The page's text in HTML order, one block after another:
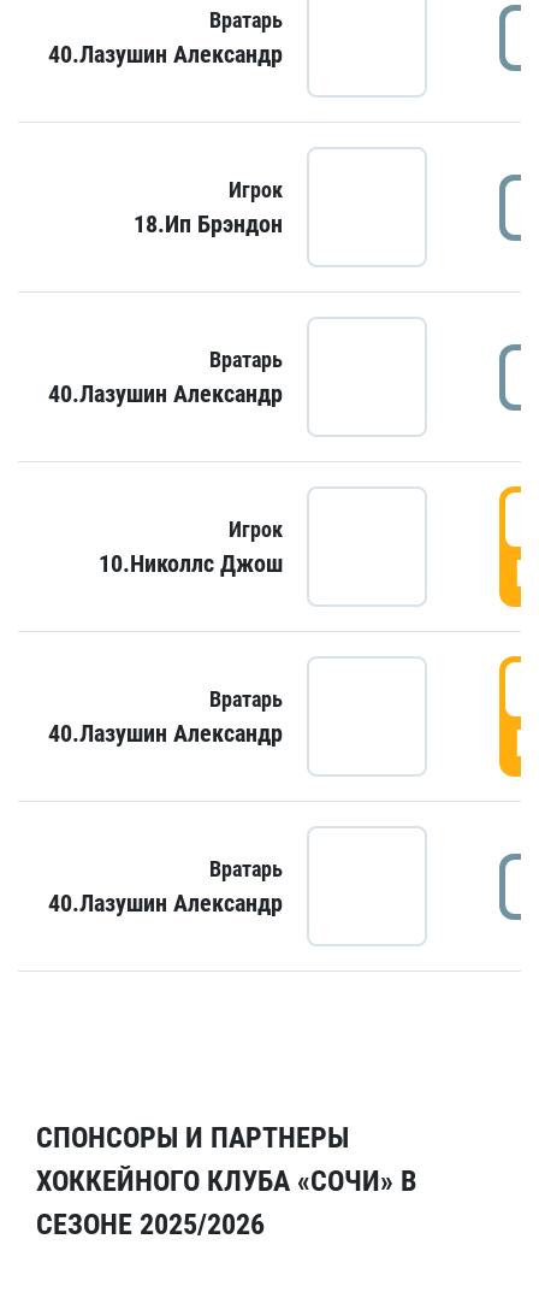
Вратарь
40.Лазушин Александр
Игрок
18.Ип Брэндон
Вратарь
40.Лазушин Александр
Игрок
10.Николлс Джош
Вратарь
40.Лазушин Александр
Вратарь
40.Лазушин Александр
СПОНСОРЫ И ПАРТНЕРЫ
ХОККЕЙНОГО КЛУБА «СОЧИ» В
СЕЗОНЕ 2025/2026